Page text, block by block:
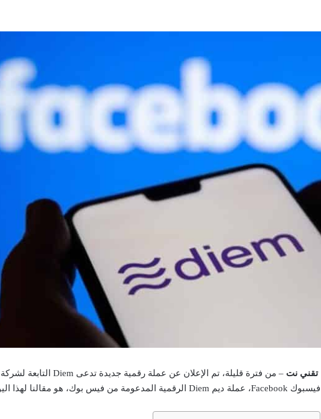
تقني نت
– من فترة قليلة، تم الإعلان عن عملة رقمية جديدة تدعى Diem التابعة لشركة
فيسبوك Facebook، عملة ديم Diem الرقمية المدعومة من فيس بوك، هو مقالنا لهذا اليوم.